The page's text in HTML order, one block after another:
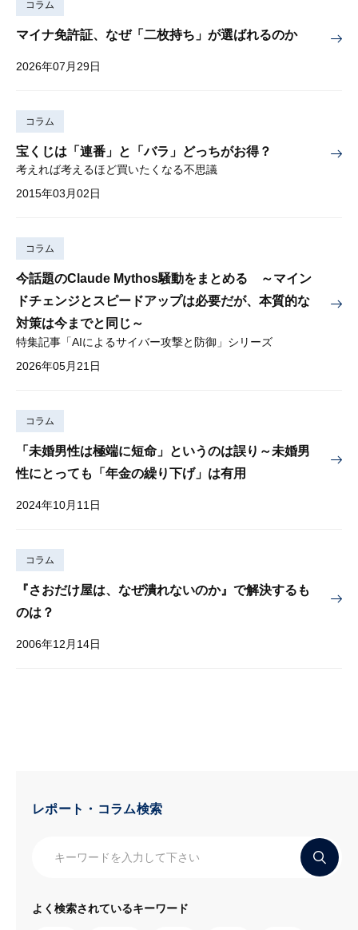
コラム
マイナ免許証、なぜ「二枚持ち」が選ばれるのか
2026年07月29日
コラム
宝くじは「連番」と「バラ」どっちがお得？
考えれば考えるほど買いたくなる不思議
2015年03月02日
コラム
今話題のClaude Mythos騒動をまとめる ～マイン
ドチェンジとスピードアップは必要だが、本質的な
対策は今までと同じ～
特集記事「AIによるサイバー攻撃と防御」シリーズ
2026年05月21日
コラム
「未婚男性は極端に短命」というのは誤り～未婚男
性にとっても「年金の繰り下げ」は有用
2024年10月11日
コラム
『さおだけ屋は、なぜ潰れないのか』で解決するも
のは？
2006年12月14日
レポート・コラム検索
よく検索されているキーワード